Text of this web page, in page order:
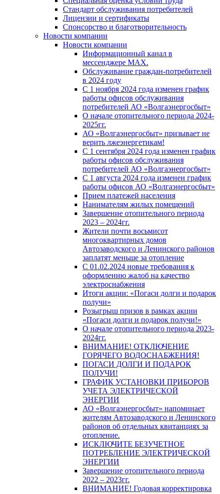
Стандарт обслуживания потребителей
Лицензии и сертификаты
Спонсорство и благотворительность
Новости компании
Новости компании
Информационный канал в
мессенджере MAX.
Обслуживание граждан-потребителей
в 2024 году
С 1 ноября 2024 года изменен график
работы офисов обслуживания
потребителей АО «Волгаэнергосбыт»
О начале отопительного периода 2024-
2025гг.
АО «Волгаэнергосбыт» призывает не
верить лжеэнергетикам!
С 1 сентября 2024 года изменен график
работы офисов обслуживания
потребителей АО «Волгаэнергосбыт»
С 1 августа 2024 года изменен график
работы офисов АО «Волгаэнергосбыт»
Прием платежей населения
Нанимателям жилых помещений
Завершение отопительного периода
2023 – 2024гг.
Жители почти восьмисот
многоквартирных домов
Автозаводского и Ленинского районов
заплатят меньше за отопление
С 01.02.2024 новые требования к
оформлению жалоб на качество
электроснабжения
Итоги акции: «Погаси долги и подарок
получи»
Розыгрыш призов в рамках акции
«Погаси долги и подарок получи!»
О начале отопительного периода 2023-
2024гг.
ВНИМАНИЕ! ОТКЛЮЧЕНИЕ
ГОРЯЧЕГО ВОДОСНАБЖЕНИЯ!
ПОГАСИ ДОЛГИ И ПОДАРОК
ПОЛУЧИ!
ГРАФИК УСТАНОВКИ ПРИБОРОВ
УЧЕТА ЭЛЕКТРИЧЕСКОЙ
ЭНЕРГИИ
АО «Волгаэнергосбыт» напоминает
жителям Автозаводского и Ленинского
районов об отдельных квитанциях за
отопление.
ИСКЛЮЧИТЕ БЕЗУЧЕТНОЕ
ПОТРЕБЛЕНИЕ ЭЛЕКТРИЧЕСКОЙ
ЭНЕРГИИ
Завершение отопительного периода
2022 – 2023гг.
ВНИМАНИЕ! Годовая корректировка